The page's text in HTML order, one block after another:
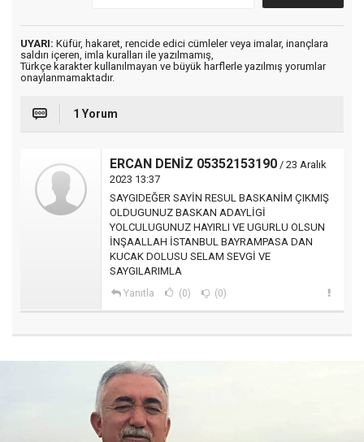
UYARI: Küfür, hakaret, rencide edici cümleler veya imalar, inançlara
saldırı içeren, imla kuralları ile yazılmamış,
Türkçe karakter kullanılmayan ve büyük harflerle yazılmış yorumlar
onaylanmamaktadır.
1 Yorum
ERCAN DENİZ 05352153190 / 23 Aralık
2023 13:37
SAYGIDEĞER SAYİN RESUL BASKANİM ÇIKMIŞ
OLDUGUNUZ BASKAN ADAYLİGİ
YOLCULUGUNUZ HAYIRLI VE UGURLU OLSUN
İNŞAALLAH İSTANBUL BAYRAMPASA DAN
KUCAK DOLUSU SELAM SEVGİ VE
SAYGILARIMLA
Yanıtla (0) (0)